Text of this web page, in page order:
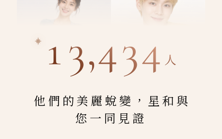
13,434 人
他們的美麗蛻變，星和與
您一同見證